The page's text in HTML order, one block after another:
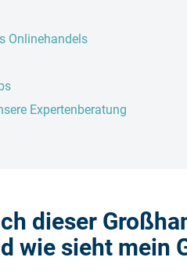
Onlinehandels
Expertenberatung
dieser
wie sieht mein